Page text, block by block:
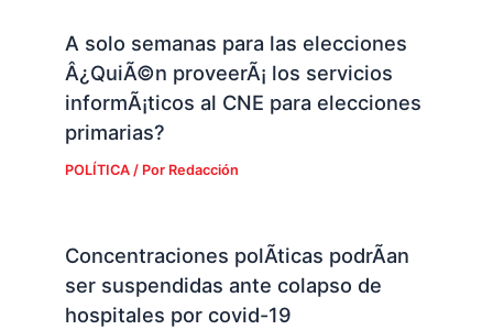
A solo semanas para las elecciones
Â¿QuiÃ©n proveerÃ¡ los servicios
informÃ¡ticos al CNE para elecciones
primarias?
POLÍTICA/ Por Redacción
Concentraciones polÃ­ticas podrÃ­an
ser suspendidas ante colapso de
hospitales por covid-19